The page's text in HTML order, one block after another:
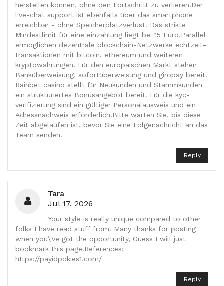
herstellen können, ohne den Fortschritt zu verlieren.Der
live-chat support ist ebenfalls über das smartphone
erreichbar - ohne Speicherplatzverlust. Das strikte
Mindestlimit für eine einzahlung liegt bei 15 Euro.Parallel
ermöglichen dezentrale blockchain-Netzwerke echtzeit-
transaktionen mit bitcoin, ethereum und weiteren
kryptowährungen. Für den europäischen Markt stehen
Banküberweisung, sofortüberweisung und giropay bereit.
Rainbet casino stellt für Neukunden und Stammkunden
ein strukturiertes Bonusangebot bereit. Für die kyc-
verifizierung sind ein gültiger Personalausweis und ein
Adressnachweis erforderlich.Bitte warten Sie, bis diese
Zeit abgelaufen ist, bevor Sie eine Folgenachricht an das
Team senden.
Reply
Tara
Jul 17, 2026
Your style is really unique compared to other
folks I have read stuff from. Many thanks for posting
when you\'ve got the opportunity, Guess I will just
bookmark this page.References:
https://payidpokies1.com/
Reply